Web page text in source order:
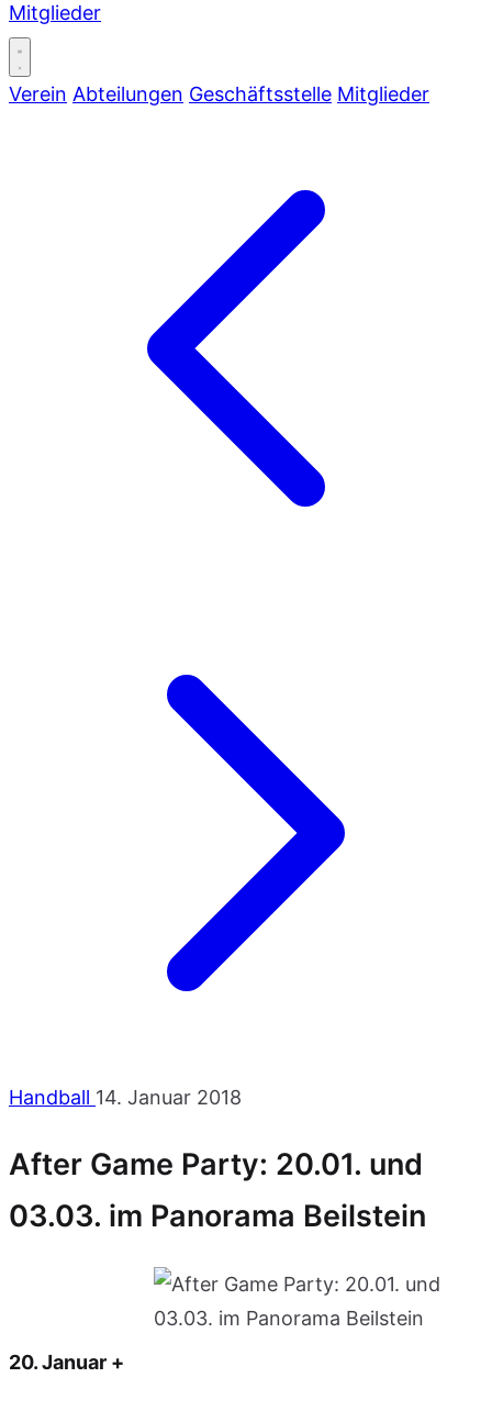
Mitglieder
Verein Abteilungen Geschäftsstelle Mitglieder
Handball 14. Januar 2018
After Game Party: 20.01. und
03.03. im Panorama Beilstein
20. Januar +